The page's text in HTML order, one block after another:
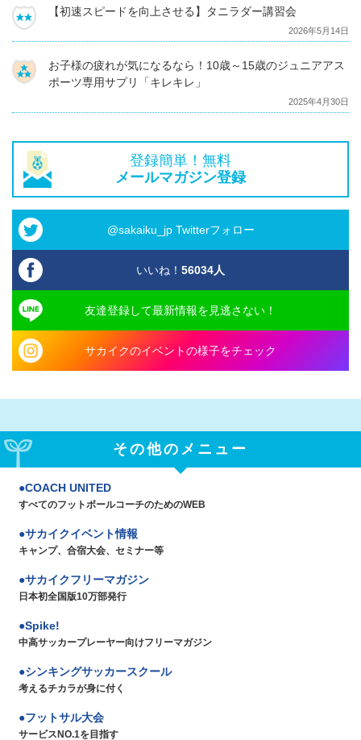
【初速スピードを向上させる】タニラダー講習会
2026年5月14日
お子様の疲れが気になるなら！10歳～15歳のジュニアアス
ポーツ専用サプリ「キレキレ」
2025年4月30日
登録簡単！無料
メールマガジン登録
@sakaiku_jp Twitterフォロー
いいね！ 56034人
友達登録して最新情報を見逃さない！
サカイクのイベントの様子をチェック
その他のメニュー
COACH UNITED
すべてのフットボールコーチのためのWEB
サカイクイベント情報
キャンプ、合宿大会、セミナー等
サカイクフリーマガジン
日本初全国版10万部発行
Spike!
中高サッカープレーヤー向けフリーマガジン
シンキングサッカースクール
考えるチカラが身に付く
フットサル大会
サービスNO.1を目指す